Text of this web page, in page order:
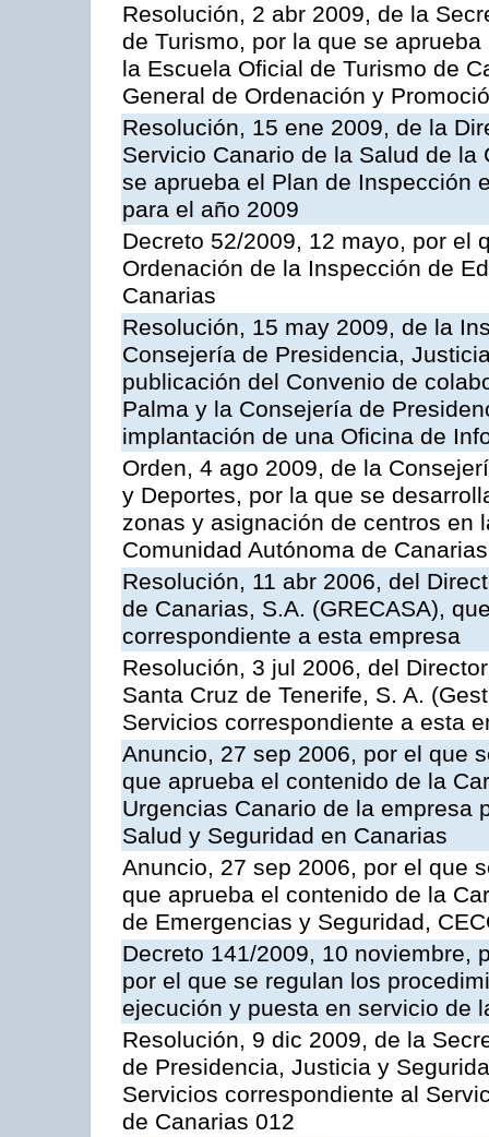
Resolución, 2 abr 2009, de la
de Turismo, por la que se
la Escuela Oficial de Turismo de
General de Ordenación y
Resolución, 15 ene 2009, de la
Servicio Canario de la Salud de
se aprueba el Plan de Inspección
para el año 2009
Decreto 52/2009, 12 mayo, por el
Ordenación de la Inspección de
Canarias
Resolución, 15 may 2009, de la
Consejería de Presidencia,
publicación del Convenio de
Palma y la Consejería de
implantación de una Oficina de
Orden, 4 ago 2009, de la
y Deportes, por la que se
zonas y asignación de centros en
Comunidad Autónoma de Canarias
Resolución, 11 abr 2006, del
de Canarias, S.A. (GRECASA),
correspondiente a esta empresa
Resolución, 3 jul 2006, del
Santa Cruz de Tenerife, S. A.
Servicios correspondiente a esta
Anuncio, 27 sep 2006, por el que
que aprueba el contenido de la
Urgencias Canario de la empresa
Salud y Seguridad en Canarias
Anuncio, 27 sep 2006, por el que
que aprueba el contenido de la
de Emergencias y Seguridad,
Decreto 141/2009, 10 noviembre,
por el que se regulan los
ejecución y puesta en servicio de
Resolución, 9 dic 2009, de la
de Presidencia, Justicia y
Servicios correspondiente al
de Canarias 012